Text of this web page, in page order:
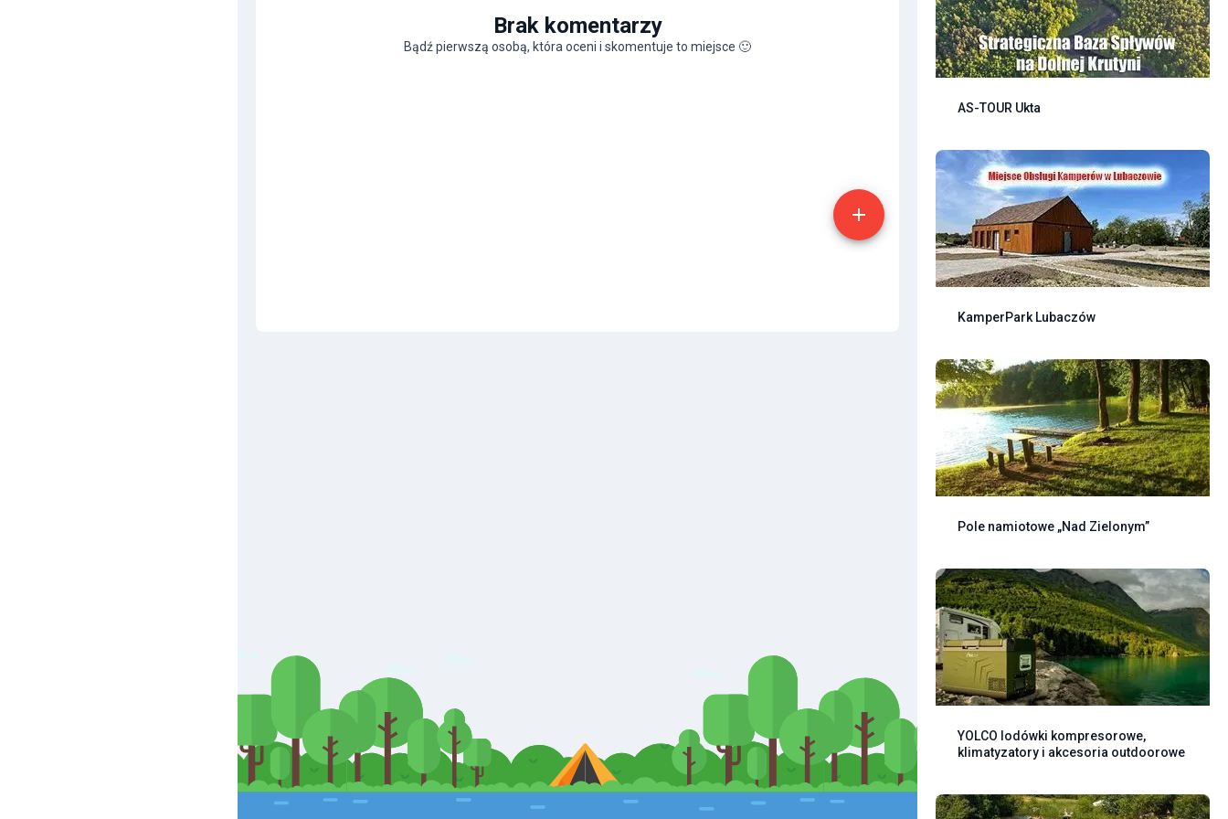
Brak komentarzy
Bądź pierwszą osobą, która oceni i skomentuje to miejsce 🙂
AS-TOUR Ukta
KamperPark Lubaczów
Pole namiotowe „Nad Zielonym”
YOLCO lodówki kompresorowe,
klimatyzatory i akcesoria outdoorowe